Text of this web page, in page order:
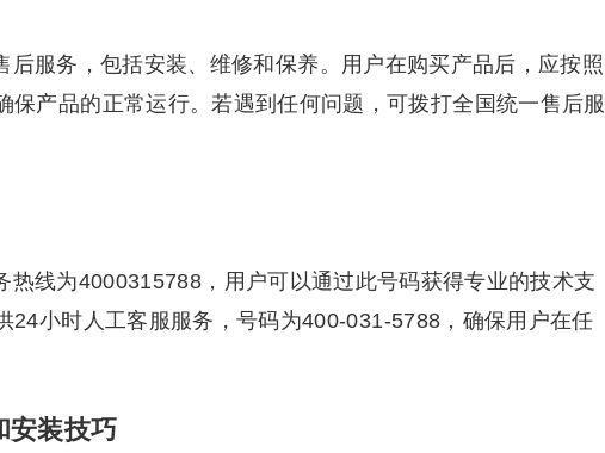
后服务，包括安装、维修和保养。用户在购买产品后，应按照
保产品的正常运行。若遇到任何问题，可拨打全国统一售后服
热线为4000315788，用户可以通过此号码获得专业的技术支
24小时人工客服服务，号码为400-031-5788，确保用户在任
安装技巧